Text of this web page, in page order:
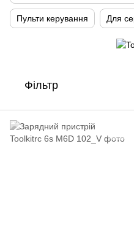
Пульти керування Для
Фільтр